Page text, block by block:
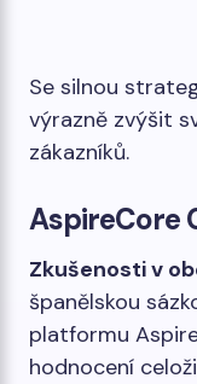
Se silnou
výrazně zvýšit
zákazníků.
AspireCore
Zkušenosti v
španělskou
platformu
hodnocení